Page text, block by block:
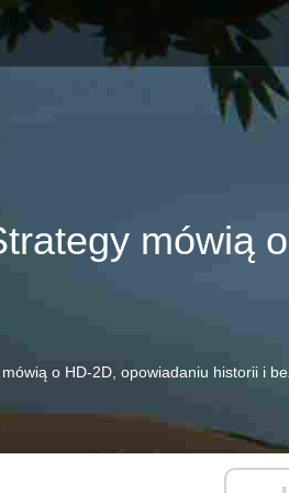
mówią
o HD-2D, opowiadaniu historii i